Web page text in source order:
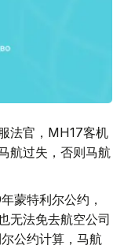
法官，MH17客机
航过失，否则马航
蒙特利尔公约，
无法免去航空公司
公约计算，马航